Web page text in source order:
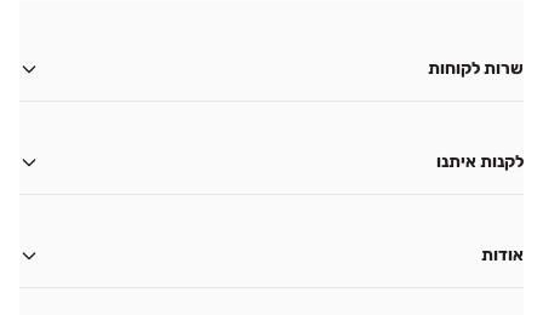
שרות לקוחות
החזרות
לקנות איתנו
גיפט קארד
אודות